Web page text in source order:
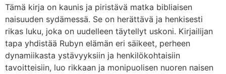
Tämä kirja on kaunis ja piristävä matka bibliaisen
naisuuden sydämessä. Se on herättävä ja henkisesti
rikas luku, joka on uudelleen täytellyt uskoni. Kirjailijan
tapa yhdistää Rubyn elämän eri säikeet, perheen
dynamiikasta ystävyyksiin ja henkilökohtaisiin
tavoitteisiin, luo rikkaan ja monipuolisen nuoren naisen